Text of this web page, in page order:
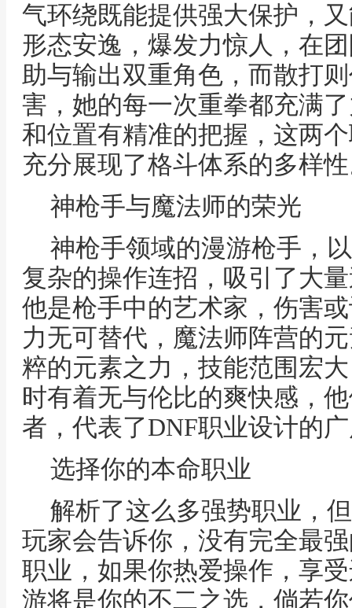
气环绕既能提供强大保护，
形态安逸，爆发力惊人，在
助与输出双重角色，而散打
害，她的每一次重拳都充满
和位置有精准的把握，这两
充分展现了格斗体系的多样
神枪手与魔法师的荣光
神枪手领域的漫游枪手，
复杂的操作连招，吸引了大
他是枪手中的艺术家，伤害
力无可替代，魔法师阵营的
粹的元素之力，技能范围宏
时有着无与伦比的爽快感，
者，代表了DNF职业设计的
选择你的本命职业
解析了这么多强势职业，
玩家会告诉你，没有完全最
职业，如果你热爱操作，享
游将是你的不二之选，倘若